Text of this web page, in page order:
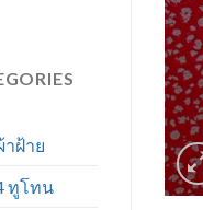
าฝ้าย
ทูโทน